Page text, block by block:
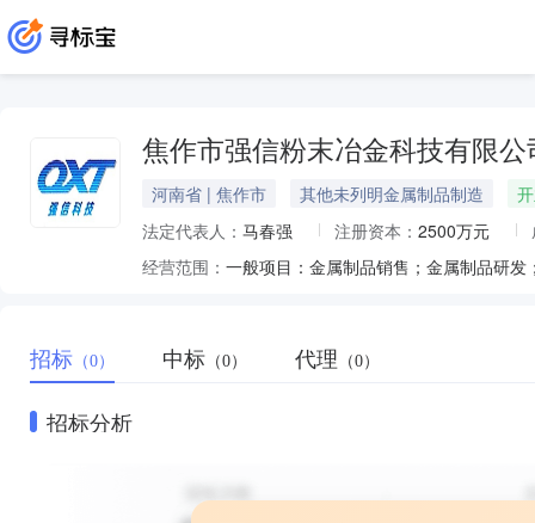
焦作市强信粉末冶金科技有限公
河南省 | 焦作市 其他未列明金属制品制造
法定代表人： 马春强 注册资本： 2500万元
经营范围：
招标 （0） 中标 （0） 代理 （0）
招标分析